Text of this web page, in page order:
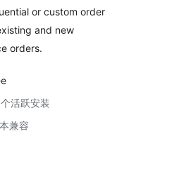
or custom order
and new
orders.
活跃安装
兼容